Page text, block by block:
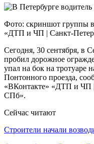
Фото: скриншот группы
«ДТП и ЧП | Санкт-
Сегодня, 30 сентября, в
пробил дорожное
упал на бок на тротуаре
Понтонного проезда,
«ВКонтакте» «ДТП и ЧП
СПб».
Сейчас читают
Строители начали